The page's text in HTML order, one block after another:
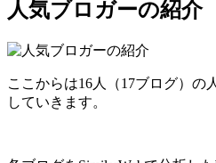
人気ブロガーの紹介
ここからは16人（17ブログ）の
していきます。